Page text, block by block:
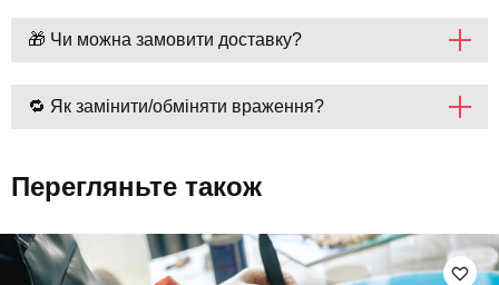
🎁 Чи можна замовити доставку?
🔁 Як замінити/обміняти враження?
Перегляньте також